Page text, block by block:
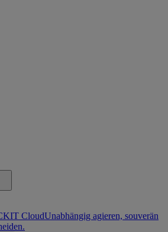
CloudUnabhängig agieren, souverän